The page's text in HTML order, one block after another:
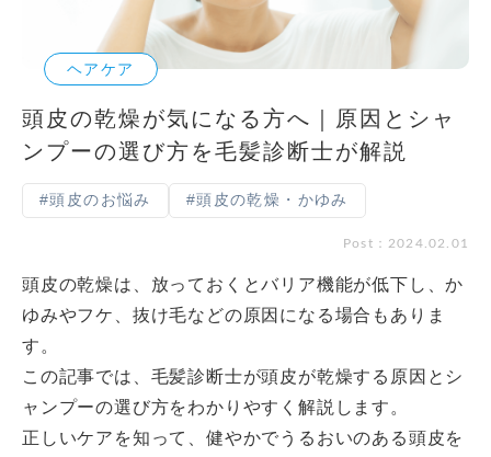
ヘアケア
頭皮の乾燥が気になる方へ｜原因とシャ
ンプーの選び方を毛髪診断士が解説
#頭皮のお悩み #頭皮の乾燥・かゆみ
Post：2024.02.01
頭皮の乾燥は、放っておくとバリア機能が低下し、か
ゆみやフケ、抜け毛などの原因になる場合もありま
す。
この記事では、毛髪診断士が頭皮が乾燥する原因とシ
ャンプーの選び方をわかりやすく解説します。
正しいケアを知って、健やかでうるおいのある頭皮を